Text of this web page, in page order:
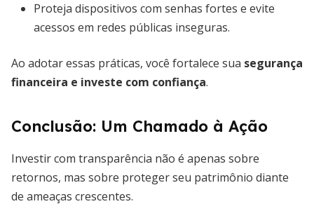
Proteja dispositivos com senhas fortes e evite
acessos em redes públicas inseguras.
Ao adotar essas práticas, você fortalece sua segurança
financeira e investe com confiança.
Conclusão: Um Chamado à Ação
Investir com transparência não é apenas sobre
retornos, mas sobre proteger seu patrimônio diante
de ameaças crescentes.